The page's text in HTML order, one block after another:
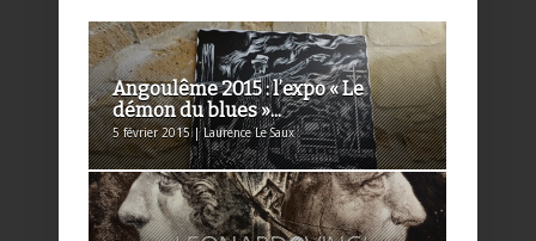
Angoulême 2015 : l’expo « Le
démon du blues »...
5 février 2015 | Laurence Le Saux